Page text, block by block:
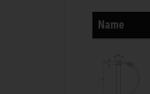
Name